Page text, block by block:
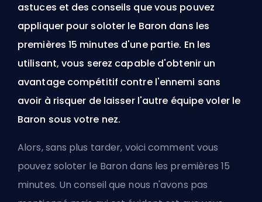
astuces et des conseils que vous pouvez
appliquer pour soloter le Baron dans les
premières 15 minutes d'une partie. En les
utilisant, vous serez capable d'obtenir un
avantage compétitif contre l'ennemi sans
avoir à risquer de laisser l'autre équipe voler le
Baron sous votre nez.
Alors, sans plus tarder, voici comment vous
pouvez soloter le Baron dans les premières 15
minutes. Un conseil que nous n'avons pas